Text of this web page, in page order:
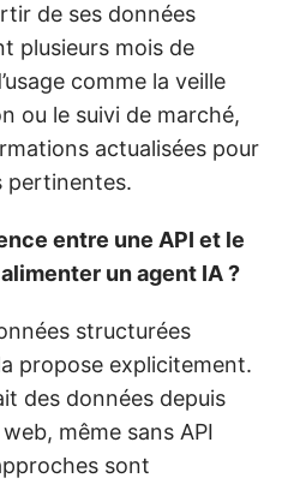
de ses données
plusieurs mois de
comme la veille
ou le suivi de marché,
actualisées pour
pertinentes.
entre une API et le
un agent IA ?
structurées
propose explicitement.
des données depuis
même sans API
sont